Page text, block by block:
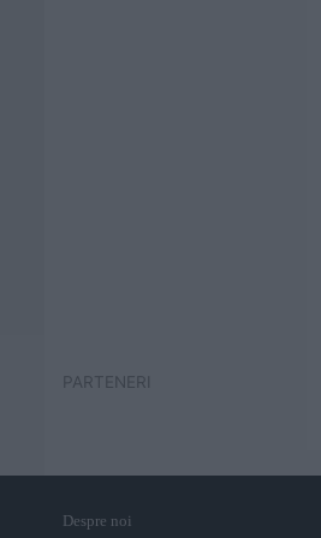
PARTENERI
Despre noi